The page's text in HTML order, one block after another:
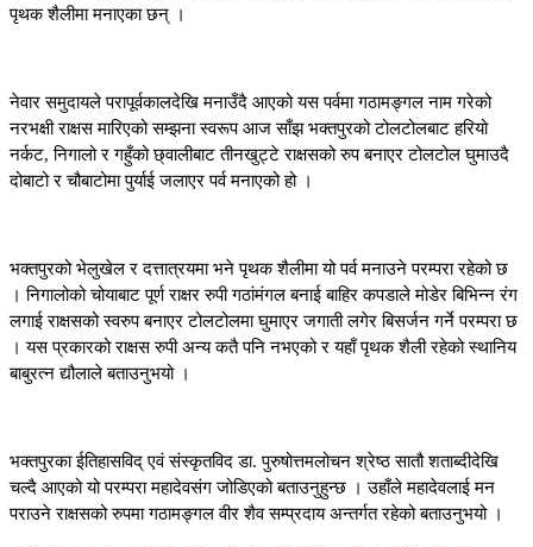
पृथक शैलीमा मनाएका छन् ।
नेवार समुदायले परापूर्वकालदेखि मनाउँदै आएको यस पर्वमा गठामङ्गल नाम गरेको
नरभक्षी राक्षस मारिएको सम्झना स्वरूप आज साँझ भक्तपुरको टोलटोलबाट हरियो
नर्कट, निगालो र गहुँको छ्वालीबाट तीनखुट्टे राक्षसको रुप बनाएर टोलटोल घुमाउदै
दोबाटो र चौबाटोमा पुर्याई जलाएर पर्व मनाएको हो ।
भक्तपुरको भेलुखेल र दत्तात्रयमा भने पृथक शैलीमा यो पर्व मनाउने परम्परा रहेको छ
। निगालोको चोयाबाट पूर्ण राक्षर रुपी गठांमंगल बनाई बाहिर कपडाले मोडेर बिभिन्न रंग
लगाई राक्षसको स्वरुप बनाएर टोलटोलमा घुमाएर जगाती लगेर बिसर्जन गर्ने परम्परा छ
। यस प्रकारको राक्षस रुपी अन्य कतै पनि नभएको र यहाँ पृथक शैली रहेको स्थानिय
बाबुरत्न द्यौलाले बताउनुभयो ।
भक्तपुरका ईतिहासविद् एवं संस्कृतविद डा. पुरुषोत्तमलोचन श्रेष्ठ सातौ शताब्दीदेखि
चल्दै आएको यो परम्परा महादेवसंग जोडिएको बताउनुहुन्छ । उहाँले महादेवलाई मन
पराउने राक्षसको रुपमा गठामङ्गल वीर शैव सम्प्रदाय अन्तर्गत रहेको बताउनुभयो ।